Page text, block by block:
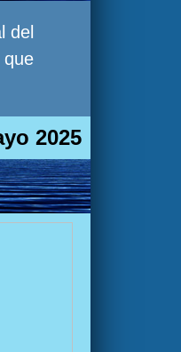
del
que
2025